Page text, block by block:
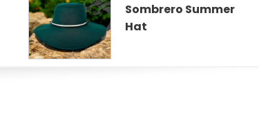
Sombrero Summer
Hat